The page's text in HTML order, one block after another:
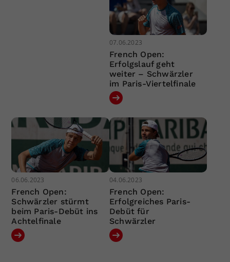
07.06.2023
French Open:
Erfolgslauf geht
weiter – Schwärzler
im Paris-Viertelfinale
06.06.2023
French Open:
Schwärzler stürmt
beim Paris-Debüt ins
Achtelfinale
04.06.2023
French Open:
Erfolgreiches Paris-
Debüt für
Schwärzler